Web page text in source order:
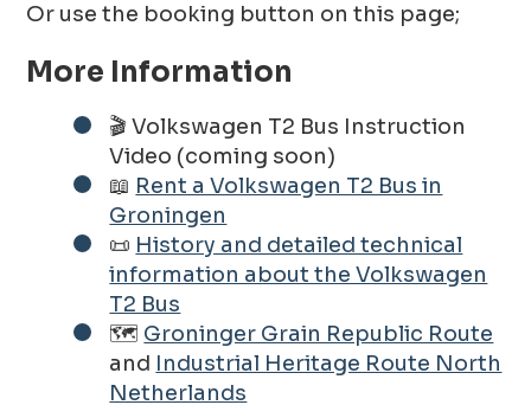
Or use the booking button on this page;
More Information
🎬 Volkswagen T2 Bus Instruction
Video (coming soon)
📖 Rent a Volkswagen T2 Bus in
Groningen
📜 History and detailed technical
information about the Volkswagen
T2 Bus
🗺️ Groninger Grain Republic Route
and Industrial Heritage Route North
Netherlands